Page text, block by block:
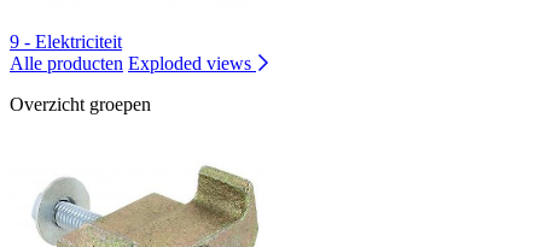
9 - Elektriciteit
Alle producten Exploded views
Overzicht groepen